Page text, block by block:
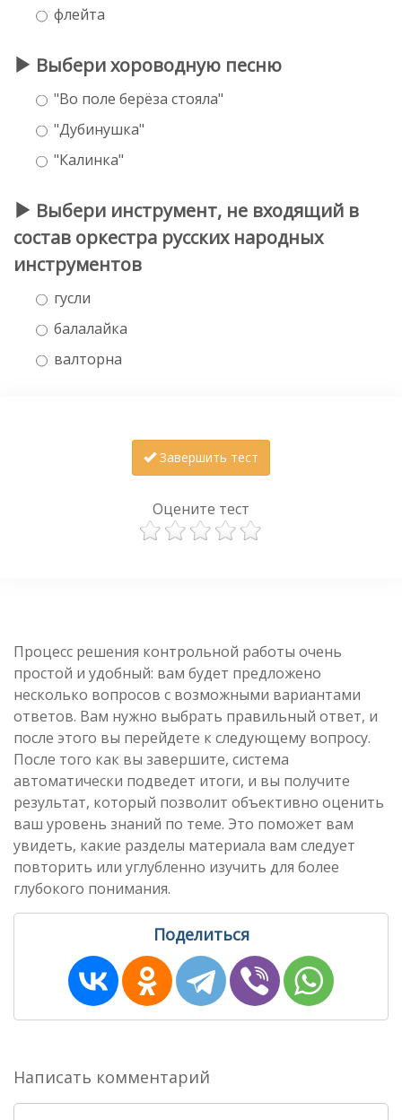
флейта
Выбери хороводную песню
"Во поле берёза стояла"
"Дубинушка"
"Калинка"
Выбери инструмент, не входящий в
состав оркестра русских народных
инструментов
гусли
балалайка
валторна
Завершить тест
Оцените тест
Процесс решения контрольной работы очень
простой и удобный: вам будет предложено
несколько вопросов с возможными вариантами
ответов. Вам нужно выбрать правильный ответ, и
после этого вы перейдете к следующему вопросу.
После того как вы завершите, система
автоматически подведет итоги, и вы получите
результат, который позволит объективно оценить
ваш уровень знаний по теме. Это поможет вам
увидеть, какие разделы материала вам следует
повторить или углубленно изучить для более
глубокого понимания.
Поделиться
Написать комментарий